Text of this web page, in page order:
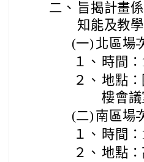
二、 旨揭計畫
知能及教
(一) 北區場
１、 時間
２、 地點
樓會
(二) 南區場
１、 時間
２、 地點